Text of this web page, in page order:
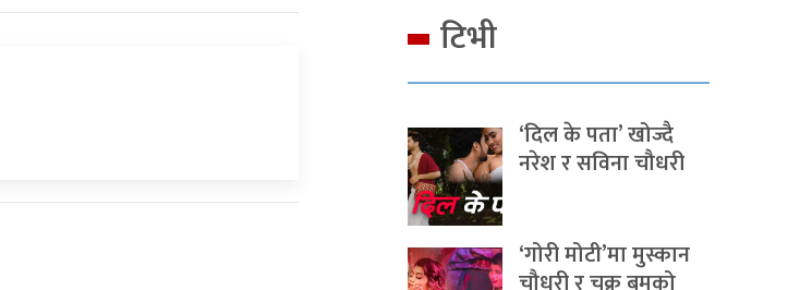
टिभी
‘दिल के पता’ खोज्दै
नरेश र सविना चौधरी
‘गोरी मोटी’मा मुस्कान